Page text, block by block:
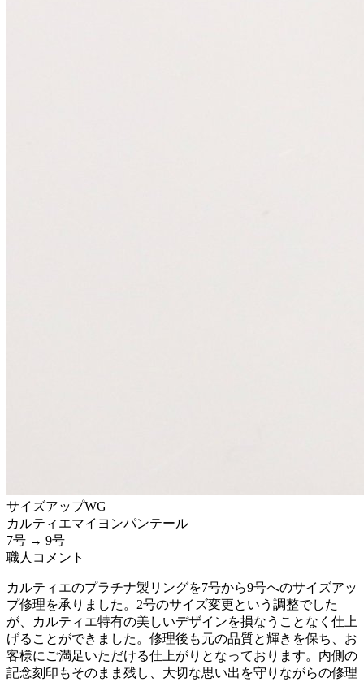
サイズアップWG
カルティエマイヨンパンテール
7号 → 9号
職人コメント
カルティエのプラチナ製リングを7号から9号へのサイズアッ
プ修理を承りました。2号のサイズ変更という調整でした
が、カルティエ特有の美しいデザインを損なうことなく仕上
げることができました。修理後も元の品質と輝きを保ち、お
客様にご満足いただける仕上がりとなっております。内側の
記念刻印もそのまま残し、大切な思い出を守りながらの修理